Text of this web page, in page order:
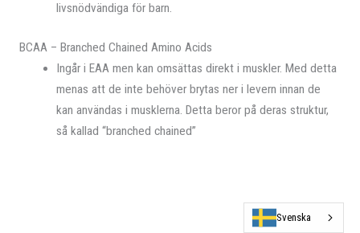
livsnödvändiga för barn.
ВСАА – Branched Chained Amino Acids
Ingår i EAA men kan omsättas direkt i muskler. Med detta
menas att de inte behöver brytas ner i levern innan de
kan användas i musklerna. Detta beror på deras struktur,
så kallad “branched chained”
Svenska